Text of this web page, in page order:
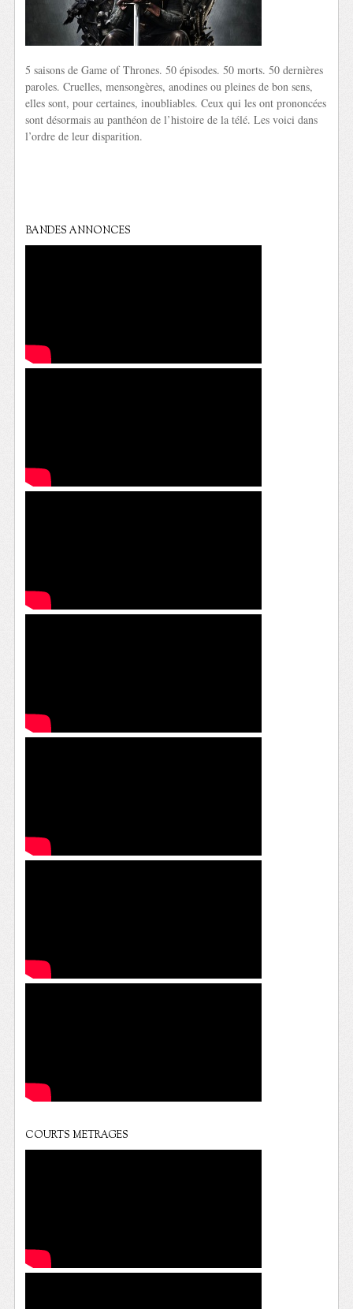
5 saisons de Game of Thrones. 50 épisodes. 50 morts. 50 dernières
paroles. Cruelles, mensongères, anodines ou pleines de bon sens,
elles sont, pour certaines, inoubliables. Ceux qui les ont prononcées
sont désormais au panthéon de l’histoire de la télé. Les voici dans
l’ordre de leur disparition.
BANDES ANNONCES
COURTS METRAGES